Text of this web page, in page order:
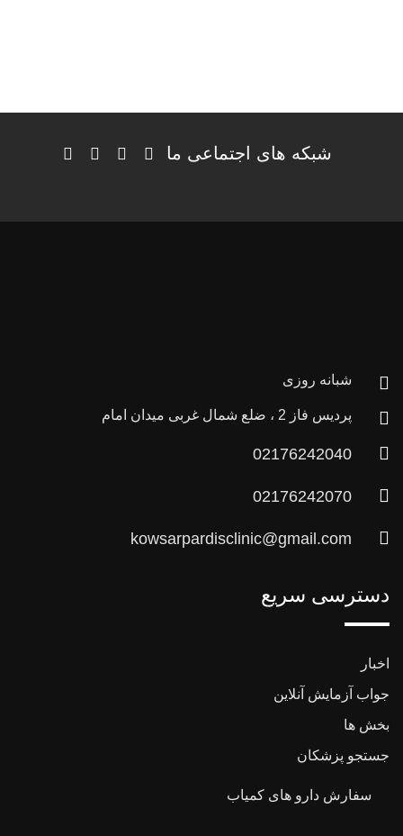
شبکه های اجتماعی ما
شبانه روزی
پردیس فاز 2 ، ضلع شمال غربی میدان امام
02176242040
02176242070
kowsarpardisclinic@gmail.com
دسترسی سریع
اخبار
جواب آزمایش آنلاین
بخش ها
جستجو پزشکان
سفارش دارو های کمیاب